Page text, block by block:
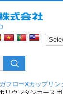
フローXカップリン
リウレタンホース